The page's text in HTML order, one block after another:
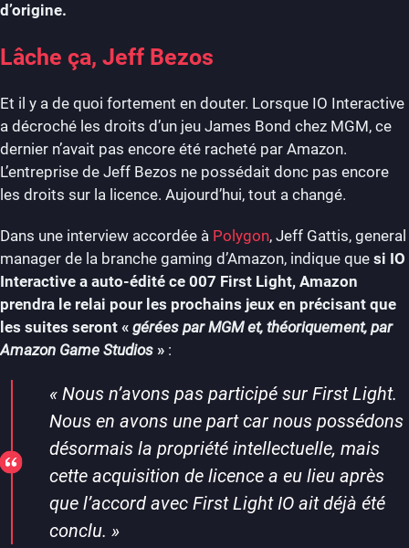
d’origine.
Lâche ça, Jeff Bezos
Et il y a de quoi fortement en douter. Lorsque IO Interactive
a décroché les droits d’un jeu James Bond chez MGM, ce
dernier n’avait pas encore été racheté par Amazon.
L’entreprise de Jeff Bezos ne possédait donc pas encore
les droits sur la licence. Aujourd’hui, tout a changé.
Dans une interview accordée à Polygon, Jeff Gattis, general
manager de la branche gaming d’Amazon, indique que si IO
Interactive a auto-édité ce 007 First Light, Amazon
prendra le relai pour les prochains jeux en précisant que
les suites seront « gérées par MGM et, théoriquement, par
Amazon Game Studios » :
« Nous n’avons pas participé sur First Light.
Nous en avons une part car nous possédons
désormais la propriété intellectuelle, mais
cette acquisition de licence a eu lieu après
que l’accord avec First Light IO ait déjà été
conclu. »